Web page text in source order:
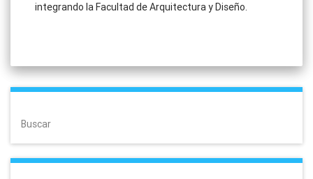
integrando la Facultad de Arquitectura y Diseño.
Buscar